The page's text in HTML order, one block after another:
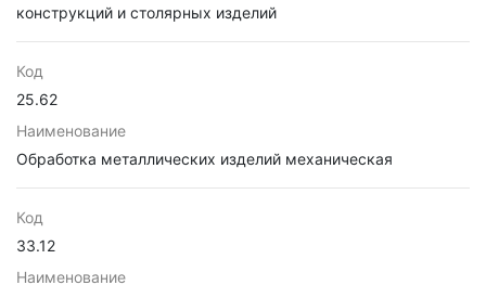
конструкций и столярных изделий
Код
25.62
Наименование
Обработка металлических изделий механическая
Код
33.12
Наименование